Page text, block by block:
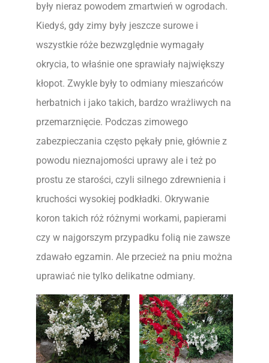
były nieraz powodem zmartwień w ogrodach.
Kiedyś, gdy zimy były jeszcze surowe i
wszystkie róże bezwzględnie wymagały
okrycia, to właśnie one sprawiały największy
kłopot. Zwykle były to odmiany mieszańców
herbatnich i jako takich, bardzo wrażliwych na
przemarznięcie. Podczas zimowego
zabezpieczania często pękały pnie, głównie z
powodu nieznajomości uprawy ale i też po
prostu ze starości, czyli silnego zdrewnienia i
kruchości wysokiej podkładki. Okrywanie
koron takich róż różnymi workami, papierami
czy w najgorszym przypadku folią nie zawsze
zdawało egzamin. Ale przecież na pniu można
uprawiać nie tylko delikatne odmiany.